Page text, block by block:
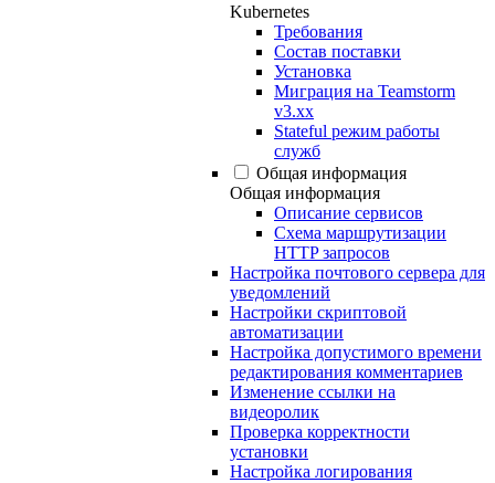
Kubernetes
Требования
Состав поставки
Установка
Миграция на Teamstorm
v3.xx
Stateful режим работы
служб
Общая информация
Общая информация
Описание сервисов
Схема маршрутизации
HTTP запросов
Настройка почтового сервера для
уведомлений
Настройки скриптовой
автоматизации
Настройка допустимого времени
редактирования комментариев
Изменение ссылки на
видеоролик
Проверка корректности
установки
Настройка логирования